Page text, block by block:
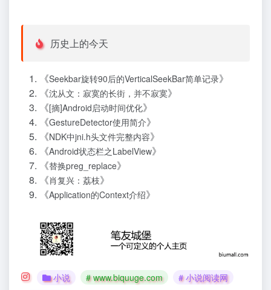
历史上的今天
《Seekbar旋转90后的VerticalSeekBar简单记录》
《沈从文：寂寞的长街，并不寂寞》
《[摘]Android启动时间优化》
《GestureDetector使用简介》
《NDK中jni.h头文件完整内容》
《Android状态栏之LabelView》
《替换preg_replace》
《肖复兴：荔枝》
《Application的Context介绍》
小说 # www.biquuge.com
# 小说阅读网